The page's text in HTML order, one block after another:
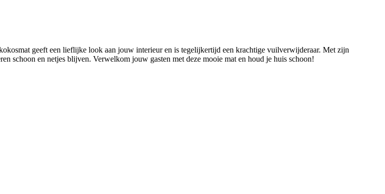
geeft een lieflijke look aan jouw interieur en is tegelijkertijd een krachtige vuilverwijderaar. Met zijn
schoon en netjes blijven. Verwelkom jouw gasten met deze mooie mat en houd je huis schoon!